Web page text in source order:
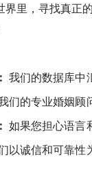
界里，寻找真正
我们的数据库中
们的专业婚姻顾
如果您担心语言
以诚信和可靠性